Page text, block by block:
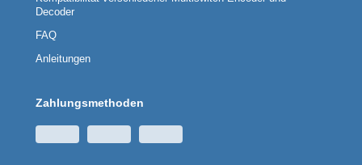
Decoder
FAQ
Anleitungen
Zahlungsmethoden